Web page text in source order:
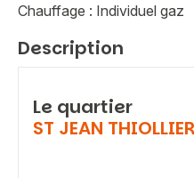
Chauffage : Individuel gaz
Description
Le quartier
ST JEAN